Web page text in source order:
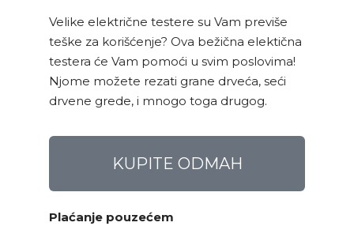
Velike električne testere su Vam previše
teške za korišćenje? Ova bežična elektična
testera će Vam pomoći u svim poslovima!
Njome možete rezati grane drveća, seći
drvene grede, i mnogo toga drugog.
KUPITE ODMAH
Plaćanje pouzećem